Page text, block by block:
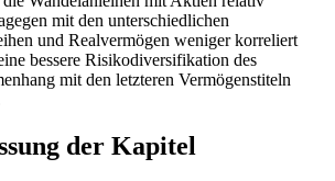
mit den unterschiedlichen
und Realvermögen weniger korreliert
bessere Risikodiversifikation des
mit den letzteren Vermögenstiteln
der Kapitel